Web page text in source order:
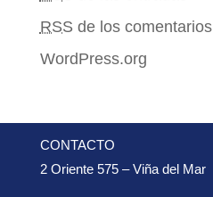
RSS de los comentarios
WordPress.org
CONTACTO
2 Oriente 575 – Viña del Mar